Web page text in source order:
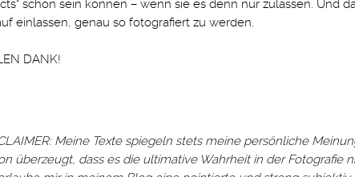
schön sein können – wenn sie es denn nur zulassen. Und
einlassen, genau so fotografiert zu werden.
DANK!
Meine Texte spiegeln stets meine persönliche
überzeugt, dass es die ultimative Wahrheit in der Fotografie